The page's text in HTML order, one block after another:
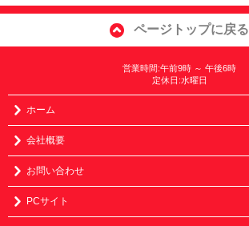
ページトップに戻る
営業時間:午前9時 ～ 午後6時
定休日:水曜日
ホーム
会社概要
お問い合わせ
PCサイト